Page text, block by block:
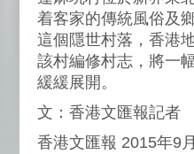
着客家的傳統風俗及
這個隱世村落，香港
該村編修村志，將一
緩緩展開。
文：香港文匯報記
香港文匯報 2015年9